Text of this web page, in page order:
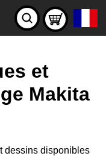
et
Makita
dessins disponibles